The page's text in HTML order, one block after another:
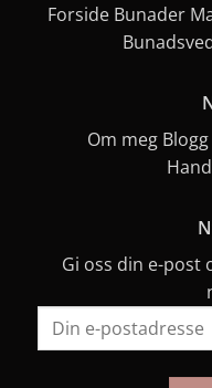
Forside Bunader
Om meg Blogg
Gi oss din e-post